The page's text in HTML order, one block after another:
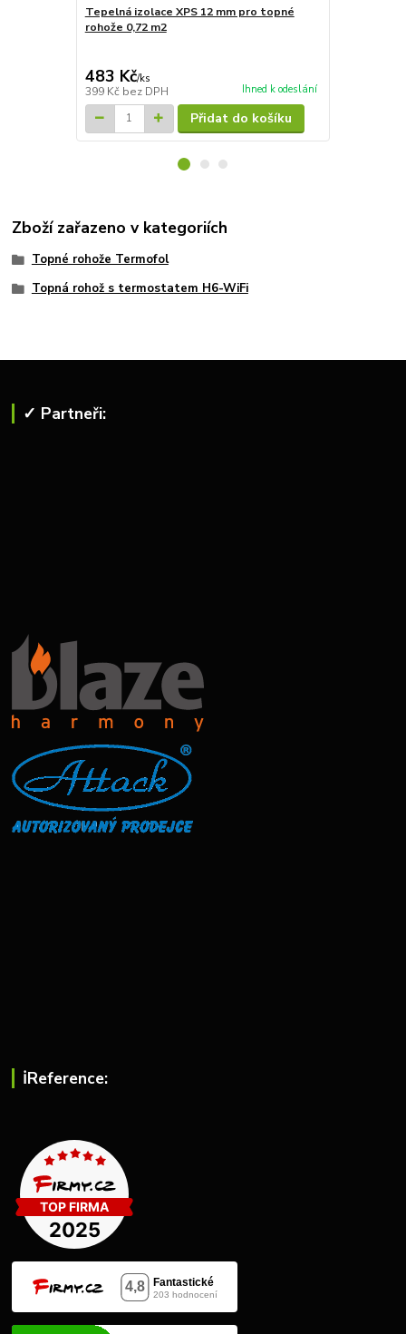
Tepelná izolace XPS 12 mm pro topné
rohože 0,72 m2
483 Kč/ks
399 Kč bez DPH Ihned k odeslání
Přidat do košíku
Zboží zařazeno v kategoriích
Topné rohože Termofol
Topná rohož s termostatem H6-WiFi
✓ Partneři:
ℹ︎Reference: